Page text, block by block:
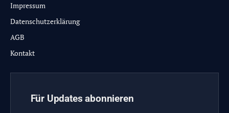
Impressum
Datenschutzerklärung
AGB
Kontakt
Für Updates abonnieren